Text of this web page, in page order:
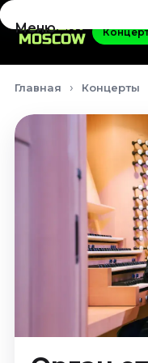
Меню
Сентябрь 2026
Октябрь 2026
Ноябрь 2026
Декабрь 2026
Январь 2027
Август 2026
Сентябрь 2026
Октябрь 2026
Ноябрь 2026
Главная Концерты